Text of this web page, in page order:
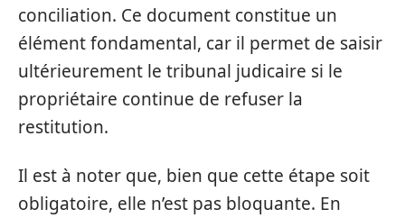
conciliation. Ce document constitue un
élément fondamental, car il permet de saisir
ultérieurement le tribunal judicaire si le
propriétaire continue de refuser la
restitution.
Il est à noter que, bien que cette étape soit
obligatoire, elle n’est pas bloquante. En